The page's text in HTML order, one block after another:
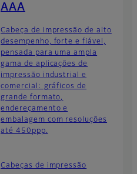
AAA
Cabeça de impressão de alto
desempenho, forte e fiável,
pensada para uma ampla
gama de aplicações de
impressão industrial e
comercial: gráficos de
grande formato,
endereçamento e
embalagem com resoluções
até 450ppp.
Cabeças de impressão